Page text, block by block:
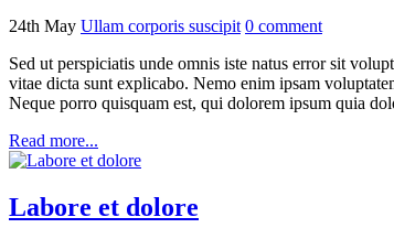
24th May Ullam corporis suscipit 0 comment
Sed ut perspiciatis unde omnis iste natus error sit
vitae dicta sunt explicabo. Nemo enim ipsam
Neque porro quisquam est, qui dolorem ipsum quia
Read more...
Labore et dolore